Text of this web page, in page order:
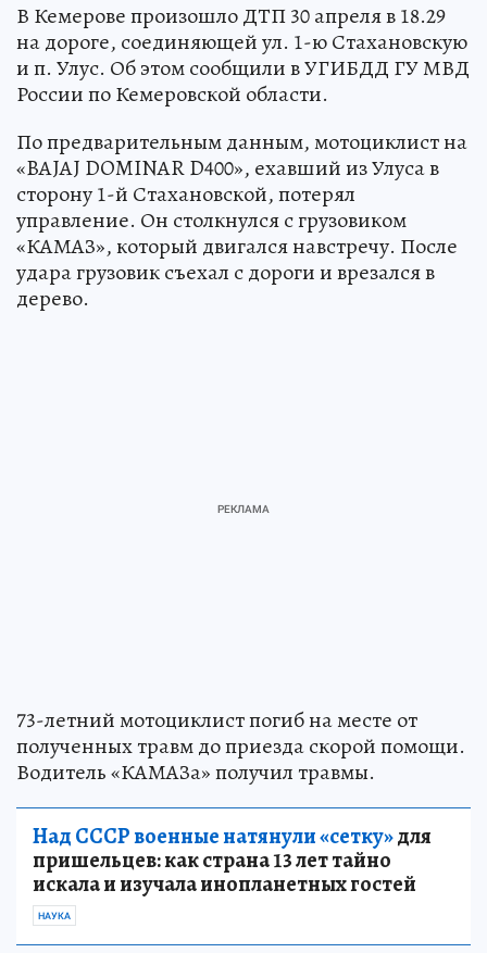
В Кемерове произошло ДТП 30 апреля в 18.29
на дороге, соединяющей ул. 1-ю Стахановскую
и п. Улус. Об этом сообщили в УГИБДД ГУ МВД
России по Кемеровской области.
По предварительным данным, мотоциклист на
«BAJAJ DOMINAR D400», ехавший из Улуса в
сторону 1-й Стахановской, потерял
управление. Он столкнулся с грузовиком
«КАМАЗ», который двигался навстречу. После
удара грузовик съехал с дороги и врезался в
дерево.
73-летний мотоциклист погиб на месте от
полученных травм до приезда скорой помощи.
Водитель «КАМАЗа» получил травмы.
Над СССР военные натянули «сетку»для
пришельцев: как страна 13 лет тайно
искала и изучала инопланетных гостей
НАУКА